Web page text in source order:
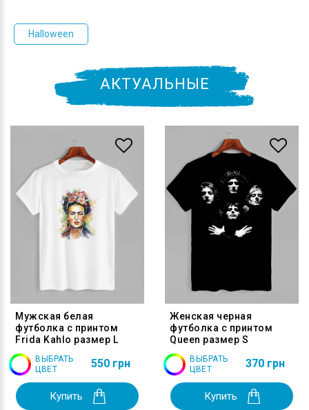
Halloween
АКТУАЛЬНЫЕ
Мужская белая
футболка с принтом
Frida Kahlo размер L
ВЫБРАТЬ
ЦВЕТ
550 грн
Купить
Женская черная
футболка с принтом
Queen размер S
ВЫБРАТЬ
ЦВЕТ
370 грн
Купить